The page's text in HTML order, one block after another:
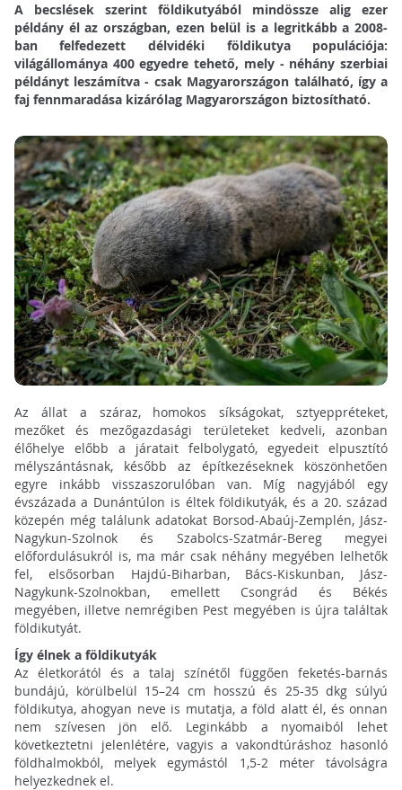
A becslések szerint földikutyából mindössze alig ezer
példány él az országban, ezen belül is a legritkább a 2008-
ban felfedezett délvidéki földikutya populációja:
világállománya 400 egyedre tehető, mely - néhány szerbiai
példányt leszámítva - csak Magyarországon található, így a
faj fennmaradása kizárólag Magyarországon biztosítható.
Az állat a száraz, homokos síkságokat, sztyeppréteket,
mezőket és mezőgazdasági területeket kedveli, azonban
élőhelye előbb a járatait felbolygató, egyedeit elpusztító
mélyszántásnak, később az építkezéseknek köszönhetően
egyre inkább visszaszorulóban van. Míg nagyjából egy
évszázada a Dunántúlon is éltek földikutyák, és a 20. század
közepén még találunk adatokat Borsod-Abaúj-Zemplén, Jász-
Nagykun-Szolnok és Szabolcs-Szatmár-Bereg megyei
előfordulásukról is, ma már csak néhány megyében lelhetők
fel, elsősorban Hajdú-Biharban, Bács-Kiskunban, Jász-
Nagykunk-Szolnokban, emellett Csongrád és Békés
megyében, illetve nemrégiben Pest megyében is újra találtak
földikutyát.
Így élnek a földikutyák
Az életkorától és a talaj színétől függően feketés-barnás
bundájú, körülbelül 15–24 cm hosszú és 25-35 dkg súlyú
földikutya, ahogyan neve is mutatja, a föld alatt él, és onnan
nem szívesen jön elő. Leginkább a nyomaiból lehet
következtetni jelenlétére, vagyis a vakondtúráshoz hasonló
földhalmokból, melyek egymástól 1,5-2 méter távolságra
helyezkednek el.